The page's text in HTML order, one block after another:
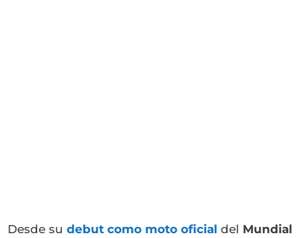
Desde sudebut como moto oficial del Mundial